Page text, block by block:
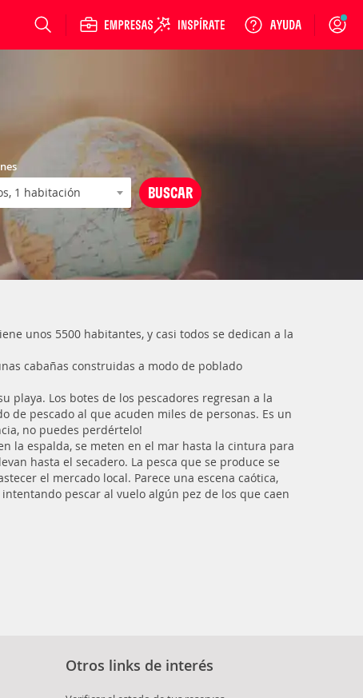
Login
unos 5500 habitantes, y casi todos se dedican a la
cabañas construidas a modo de poblado
playa. Los botes de los pescadores regresan a la
de pescado al que acuden miles de personas. Es un
no puedes perdértelo!
la espalda, se meten en el mar hasta la cintura para
hasta el secadero. La pesca que se produce se
el mercado local. Parece una escena caótica,
pescar al vuelo algún pez de los que caen
Otros links de interés